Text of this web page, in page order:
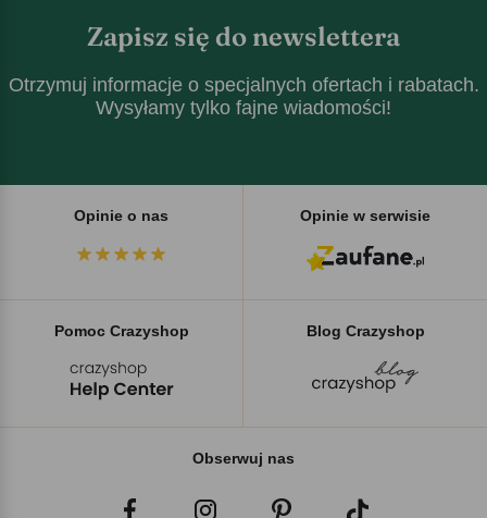
Zapisz się do newslettera
Otrzymuj informacje o specjalnych ofertach i rabatach.
Wysyłamy tylko fajne wiadomości!
Opinie o nas Opinie w serwisie
Pomoc Crazyshop Blog Crazyshop
Obserwuj nas